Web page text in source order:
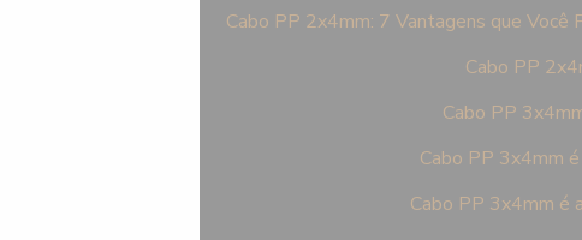
Cabo PP 2x4mm: 7 Vantagens que Você
Cabo PP
Cabo PP
Cabo PP 3x4mm
Cabo PP 3x4mm é